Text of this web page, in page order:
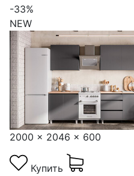
-33%
NEW
2000 x 2046 x 600
Купить